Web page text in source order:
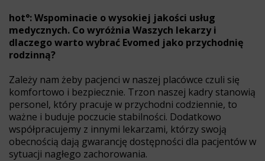
hot°: Wspominacie o wysokiej jakości usług
medycznych. Co wyróżnia Waszych lekarzy i
dlaczego warto wybrać Evomed jako przychodnię
rodzinną?
Zależy nam żeby pacjenci w naszej placówce czuli się
komfortowo i bezpiecznie. Trzon naszej kadry stanowią
personel, który pracuje w przychodni codziennie, to
ważne i buduje poczucie stabilności. Dodatkowo
współpracujemy z innymi lekarzami, którzy swoją
obecnością dają gwarancję dostępności dla pacjentów w
sytuacji nagłego zachorowania.